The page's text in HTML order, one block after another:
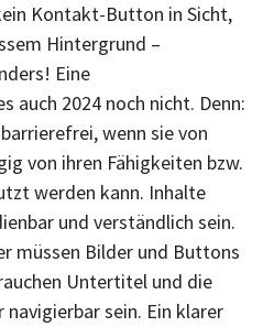
Kontakt-Button in Sicht,
Hintergrund –
Eine
auch 2024 noch nicht. Denn:
wenn sie von
von ihren Fähigkeiten bzw.
werden kann. Inhalte
und verständlich sein.
müssen Bilder und Buttons
Untertitel und die
sein. Ein klarer